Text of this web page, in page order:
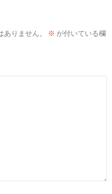
りません。 ※ が付いている欄